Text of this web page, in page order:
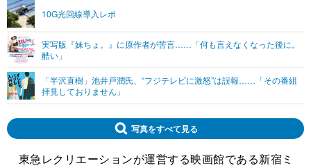
グラビア
ショッピング その他
ライフTOP
リリース一覧
プッシュ通知の停止方法
10G光回線導入レポ
実写版『妹ちょ。』に原作者が苦言……「何も言えなくなった後に。
酷い」
「半沢直樹」池井戸潤氏、“フジテレビに激怒”は誤報……「その番組
拝見しておりません」
写真をすべて見る
東急レクリエーションが運営する映画館である新宿ミ